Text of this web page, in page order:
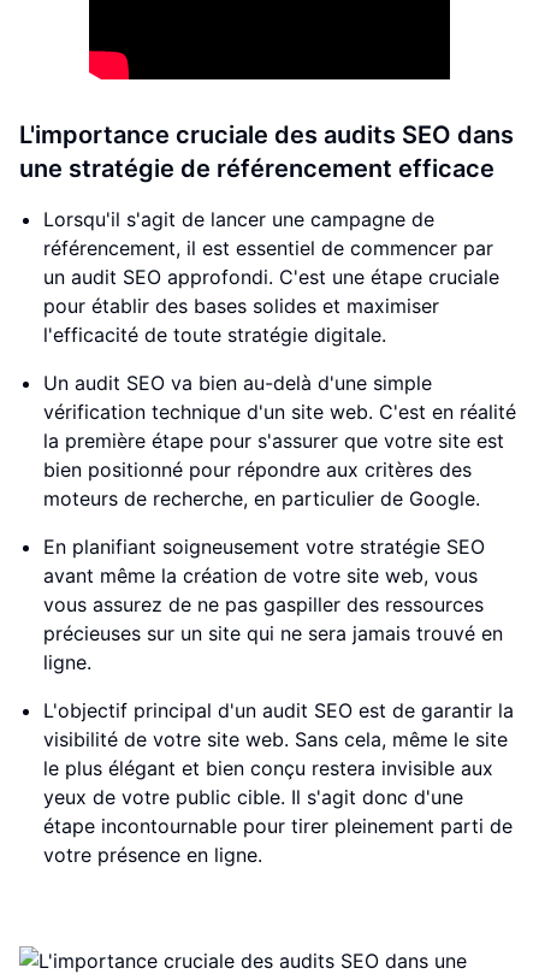
L'importance cruciale des audits SEO dans
une stratégie de référencement efficace
Lorsqu'il s'agit de lancer une campagne de
référencement, il est essentiel de commencer par
un audit SEO approfondi. C'est une étape cruciale
pour établir des bases solides et maximiser
l'efficacité de toute stratégie digitale.
Un audit SEO va bien au-delà d'une simple
vérification technique d'un site web. C'est en réalité
la première étape pour s'assurer que votre site est
bien positionné pour répondre aux critères des
moteurs de recherche, en particulier de Google.
En planifiant soigneusement votre stratégie SEO
avant même la création de votre site web, vous
vous assurez de ne pas gaspiller des ressources
précieuses sur un site qui ne sera jamais trouvé en
ligne.
L'objectif principal d'un audit SEO est de garantir la
visibilité de votre site web. Sans cela, même le site
le plus élégant et bien conçu restera invisible aux
yeux de votre public cible. Il s'agit donc d'une
étape incontournable pour tirer pleinement parti de
votre présence en ligne.